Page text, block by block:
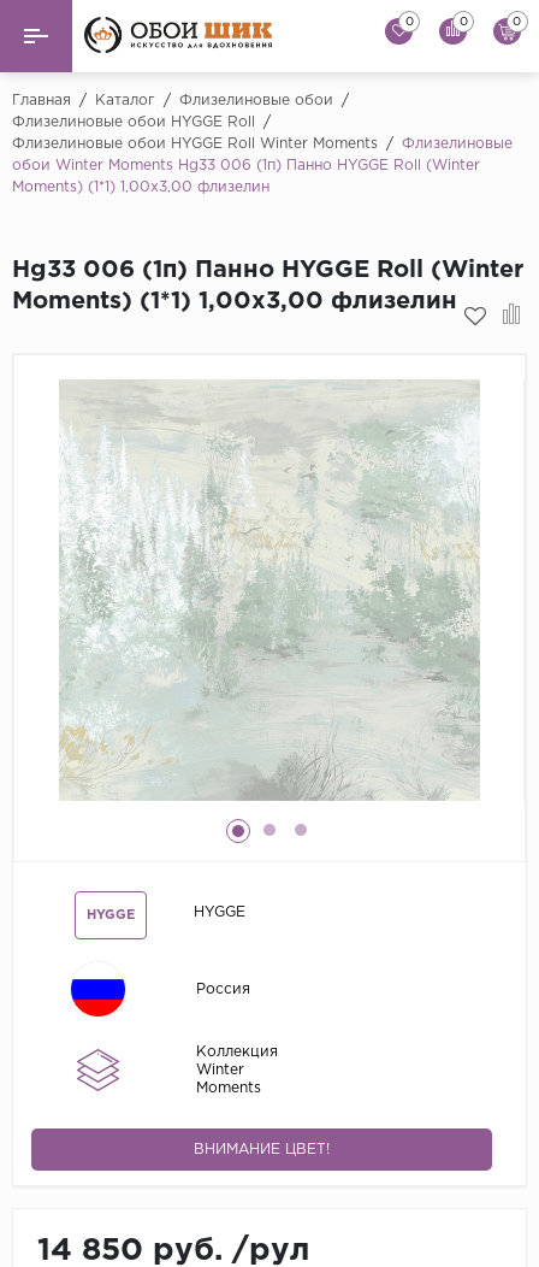
Назад
Виниловые обои ...
Artsimple
AS Creation
Decori Decori
...
Emiliana Parati
Fipar
Grandeco
Kerama Marazzi
Marburg
Prima Italiana
Rasch
Флоковые обои
Фрески
Обои под покраску
Краска
0 0 0
Главная / Каталог / Флизелиновые обои
/
Флизелиновые обои HYGGE Roll
/
Флизелиновые обои HYGGE Roll Winter Moments
/
Флизелиновые
обои Winter Moments Hg33 006 (1п) Панно HYGGE Roll (Winter
Moments) (1*1) 1,00x3,00 флизелин
Hg33 006 (1п) Панно HYGGE Roll (Winter
Moments) (1*1) 1,00x3,00 флизелин
HYGGE HYGGE
Россия
Коллекция
Winter
Moments
ВНИМАНИЕ ЦВЕТ!
14 850 руб. /рул